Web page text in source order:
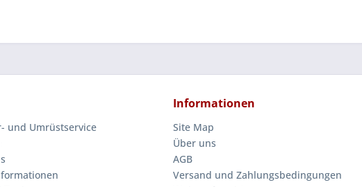
und Umrüstservice
Informationen
Site Map
Über uns
AGB
Versand und Zahlungsbedingungen